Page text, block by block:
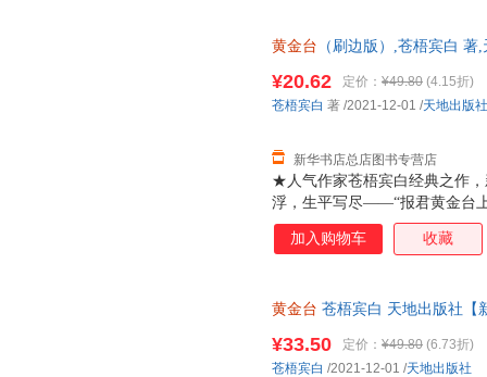
黄金台 （刷边版）,苍梧宾白
13284178503
★人气作家苍梧宾白经典之作
浮，生平写尽——“报君黄金台
负天下人，他不负他★凡有所
哭，十二载光阴，岁如长河，
¥20.62 定价： ¥49.80 (4.15折)
新华书店总店图书专营店
苍梧宾白 著 /2021-12-01 /天地出版社
加入购物车 收藏
黄金台 苍梧宾白 天地出版社【
¥33.50 定价： ¥49.80 (6.73折)
苍梧宾白 /2021-12-01 /天地出版社